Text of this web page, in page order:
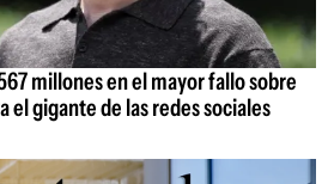
millones en el mayor fallo sobre
gigante de las redes sociales